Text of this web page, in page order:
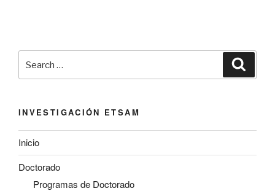
for:
INVESTIGACIÓN ETSAM
Inicio
Doctorado
Programas de Doctorado